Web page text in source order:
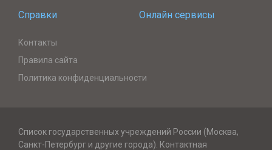
Справки
Онлайн сервисы
Контакты
Правила сайта
Политика конфиденциальности
Список государственных учреждений России (Москва,
Санкт-Петербург и другие города). Контактная